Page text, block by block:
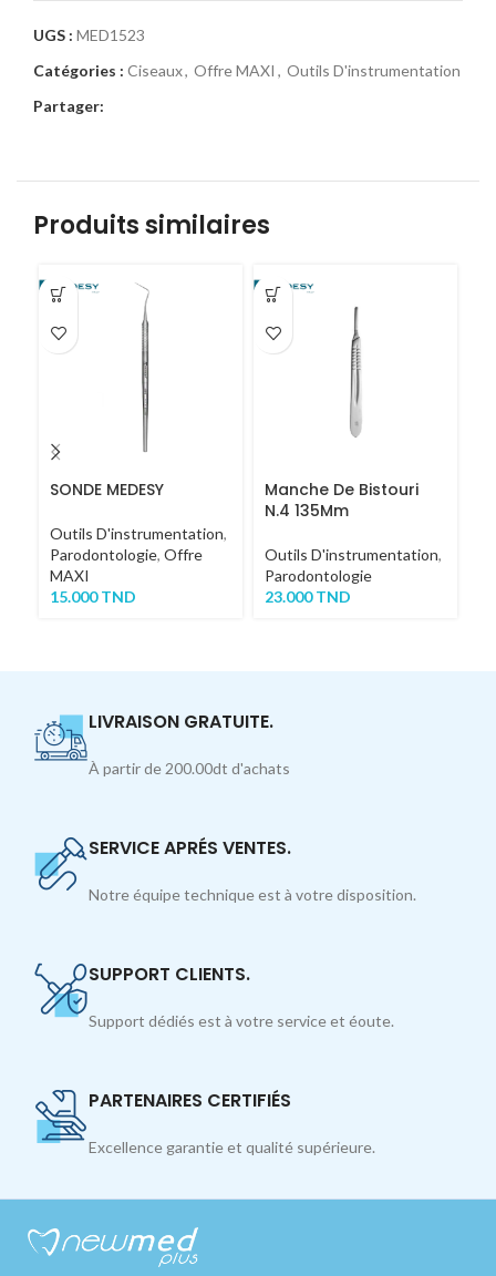
UGS : MED1523
Catégories : Ciseaux, Offre MAXI , Outils D'instrumentation
Partager:
Produits similaires
SONDE MEDESY
Outils D'instrumentation,
Parodontologie, Offre
MAXI
15.000TND
Manche De Bistouri
N.4 135Mm
Outils D'instrumentation,
Parodontologie
23.000TND
LIVRAISON GRATUITE.
À partir de 200.00dt d'achats
SERVICE APRÉS VENTES.
Notre équipe technique est à votre disposition.
SUPPORT CLIENTS.
Support dédiés est à votre service et éoute.
PARTENAIRES CERTIFIÉS
Excellence garantie et qualité supérieure.